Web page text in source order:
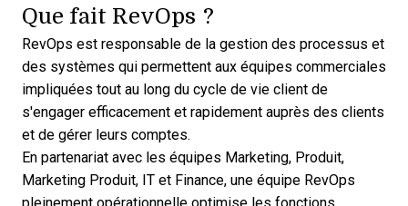
Que fait RevOps ?
RevOps est responsable de la gestion des processus et
des systèmes qui permettent aux équipes commerciales
impliquées tout au long du cycle de vie client de
s'engager efficacement et rapidement auprès des clients
et de gérer leurs comptes.
En partenariat avec les équipes Marketing, Produit,
Marketing Produit, IT et Finance, une équipe RevOps
pleinement opérationnelle optimise les fonctions